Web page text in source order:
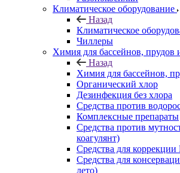
Климатическое оборудование
Назад
Климатическое
Чиллеры
Химия для бассейнов, прудов
Назад
Химия для бассейнов,
Органический хлор
Дезинфекция без хлора
Средства против
Комплексные препараты
Средства против
коагулянт)
Средства для
Средства для
лето)